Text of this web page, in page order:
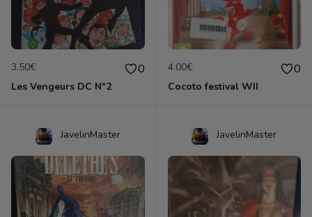
3.50€ 0
Les Vengeurs DC N°2
4.00€ 0
Cocoto festival WII
JavelinMaster JavelinMaster